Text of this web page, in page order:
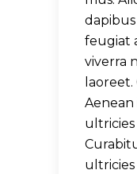
dapibus
feugiat
viverra
ultricies
ultricies